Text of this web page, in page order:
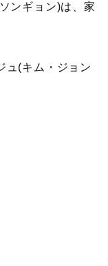
ンギョン)は、家
ュ(キム・ジョン